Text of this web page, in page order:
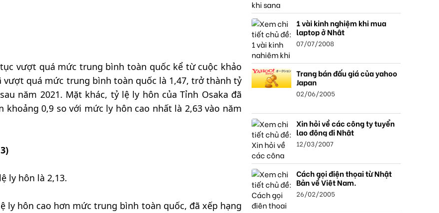
vượt quá mức trung bình toàn quốc kể từ cuộc khảo
vượt quá mức trung bình toàn quốc là 1,47, trở thành tỷ
năm 2021. Mặt khác, tỷ lệ ly hôn của Tỉnh Osaka đã
0,9 so với mức ly hôn cao nhất là 2,63 vào năm
ly hôn là 2,13.
ly hôn cao hơn mức trung bình toàn quốc, đã xếp hạng
1 vài kinh nghiệm khi mua
laptop ở Nhật
07/07/2008
Trang bán đấu giá của yahoo
Japan
02/06/2005
Xin hỏi về các công ty tuyển
lao động đi Nhật
12/03/2007
Cách gọi điện thọai từ Nhật
Bản về Việt Nam.
26/02/2005